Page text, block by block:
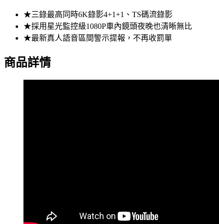
★三錄最高同時6K錄影4+1+1、TS碼流錄影
★採用星光監控級1080P車內鏡頭夜晚也清晰無比
★最新真人語音區間警示提報，不再收罰單
商品詳情